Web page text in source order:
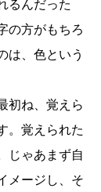
るんだった
の方がもちろ
は、色という
初ね、覚えら
。覚えられた
じゃあまず自
メージし、そ